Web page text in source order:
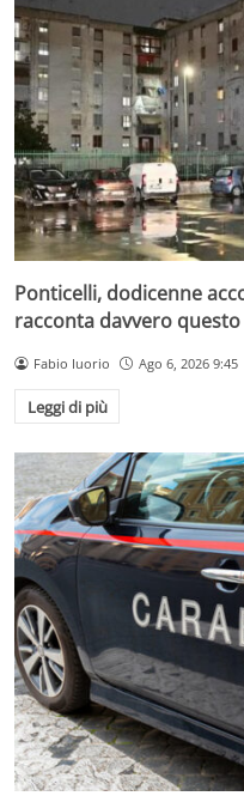
Ponticelli, dodicenne
racconta davvero
Fabio Iuorio Ago 6, 2026 9:45
Leggi di più